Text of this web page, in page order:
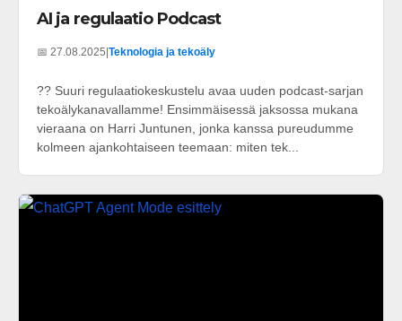
AI ja regulaatio Podcast
📅 27.08.2025 Teknologia ja tekoäly
?? Suuri regulaatiokeskustelu avaa uuden podcast-sarjan
tekoälykanavallamme! Ensimmäisessä jaksossa mukana
vieraana on Harri Juntunen, jonka kanssa pureudumme
kolmeen ajankohtaiseen teemaan: miten tek...